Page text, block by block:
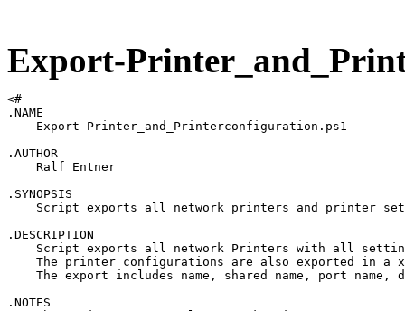
Export-
<#
.NAME
    Export-Printer_and_Printerconfiguration.ps1
.AUTHOR
    Ralf Entner
.SYNOPSIS
Script exports all network printers and printer
.DESCRIPTION
Script exports all network Printers with all
The printer configurations are also exported in a
The export includes name, shared name, port name,
.NOTES